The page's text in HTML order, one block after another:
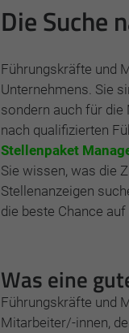
Die Suche
Führungskräfte und
Unternehmens. Sie
sondern auch für die
nach qualifizierten
Stellenpaket
Sie wissen, was die
Stellenanzeigen
die beste Chance
Was eine
Führungskräfte und
Mitarbeiter/-innen,